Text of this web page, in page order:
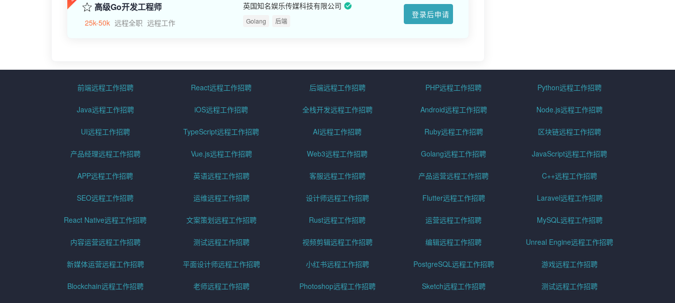
高级Go开发工程师
25k-50k 远程全职 远程工作
英国知名娱乐传媒科技有限公司
Golang 后端
登录后申请
前端远程工作招聘 React远程工作招聘 后端远程工作招聘 PHP远程工作招聘 Python远程工作招聘
Java远程工作招聘 iOS远程工作招聘 全栈开发远程工作招聘 Android远程工作招聘 Node.js远程工作招聘
UI远程工作招聘 TypeScript远程工作招聘 AI远程工作招聘 Ruby远程工作招聘 区块链远程工作招聘
产品经理远程工作招聘 Vue.js远程工作招聘 Web3远程工作招聘 Golang远程工作招聘 JavaScript远程工作招聘
APP远程工作招聘 英语远程工作招聘 客服远程工作招聘 产品运营远程工作招聘 C++远程工作招聘
SEO远程工作招聘 运维远程工作招聘 设计师远程工作招聘 Flutter远程工作招聘 Laravel远程工作招聘
React Native远程工作招聘 文案策划远程工作招聘 Rust远程工作招聘 运营远程工作招聘 MySQL远程工作招聘
内容运营远程工作招聘 测试远程工作招聘 视频剪辑远程工作招聘 编辑远程工作招聘 Unreal Engine远程工作招聘
新媒体运营远程工作招聘 平面设计师远程工作招聘 小红书远程工作招聘 PostgreSQL远程工作招聘 游戏远程工作招聘
Blockchain远程工作招聘 老师远程工作招聘 Photoshop远程工作招聘 Sketch远程工作招聘 测试远程工作招聘